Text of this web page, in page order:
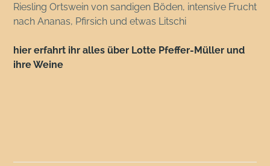
Riesling Ortswein von sandigen Böden, intensive Frucht
nach Ananas, Pfirsich und etwas Litschi
hier erfahrt ihr alles über Lotte Pfeffer-Müller und
ihre Weine